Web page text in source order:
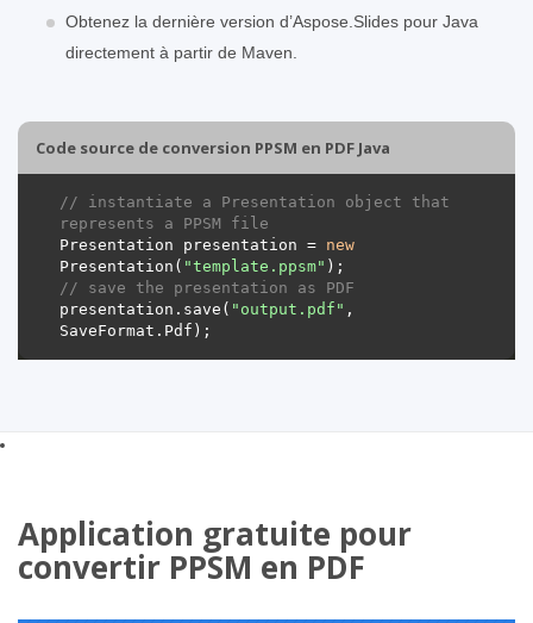
Obtenez la dernière version d’Aspose.Slides pour Java
directement à partir de Maven.
Code source de conversion PPSM en PDF Java
// instantiate a Presentation object that
represents a PPSM file
Presentation presentation = new
Presentation( "template.ppsm"
// save the presentation as PDF
presentation.save( "output.pdf" ,
Application gratuite pour
convertir PPSM en PDF